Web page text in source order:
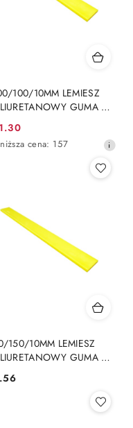
100/10MM LEMIESZ
GUMA DO
cena: 157
150/10MM LEMIESZ
GUMA DO
ŚNIEŻNEGO